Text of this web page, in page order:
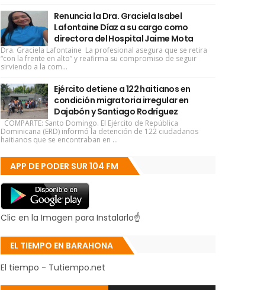
Renuncia la Dra. Graciela Isabel
Lafontaine Díaz a su cargo como
directora del Hospital Jaime Mota
Dra. Graciela Lafontaine La profesional asegura que se retira
“con la frente en alto” y reafirma su compromiso de seguir
sirviendo a la com...
Ejército detiene a 122 haitianos en
condición migratoria irregular en
Dajabón y Santiago Rodríguez
COMPARTE: Santo Domingo. El Ejército de República
Dominicana (ERD) informó la detención de 122 ciudadanos
haitianos que se encontraban en ...
APP DE PODER SUR 104 FM
Clic en la Imagen para Instalarlo☝
EL TIEMPO EN BARAHONA
El tiempo - Tutiempo.net